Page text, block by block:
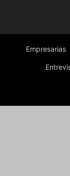
Empresarias